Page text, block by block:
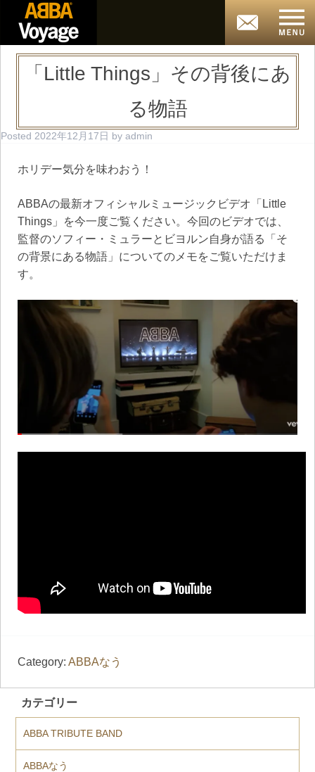
「Little Things」その背後にあ
る物語
Posted 2022年12月17日 by admin
ホリデー気分を味わおう！
ABBAの最新オフィシャルミュージックビデオ「Little
Things」を今一度ご覧ください。今回のビデオでは、
監督のソフィー・ミュラーとビヨルン自身が語る「そ
の背景にある物語」についてのメモをご覧いただけま
す。
Category: ABBAなう
カテゴリー
ABBA TRIBUTE BAND
ABBAなう